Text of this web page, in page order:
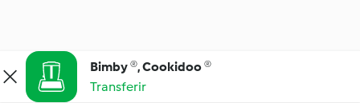
Bimby ®, Cookidoo ®
Transferir